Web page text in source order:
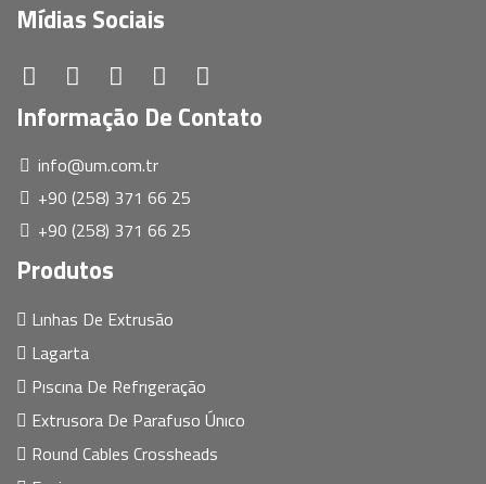
Mídias Sociais
Informação De Contato
info@um.com.tr
+90 (258) 371 66 25
+90 (258) 371 66 25
Produtos
Lınhas De Extrusão
Lagarta
Pıscına De Refrıgeração
Extrusora De Parafuso Únıco
Round Cables Crossheads